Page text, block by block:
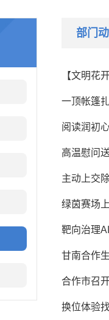
部门
【文明花
一顶帐篷
阅读润初
高温慰问
主动上交
绿茵赛场
靶向治理
甘南合作
合作市召
换位体验